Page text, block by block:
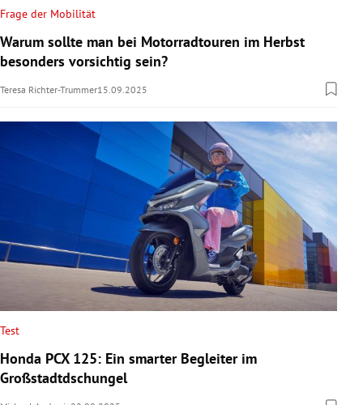
Frage der Mobilität
Warum sollte man bei Motorradtouren im Herbst
besonders vorsichtig sein?
Teresa Richter-Trummer15.09.2025
Test
Honda PCX 125: Ein smarter Begleiter im
Großstadtdschungel